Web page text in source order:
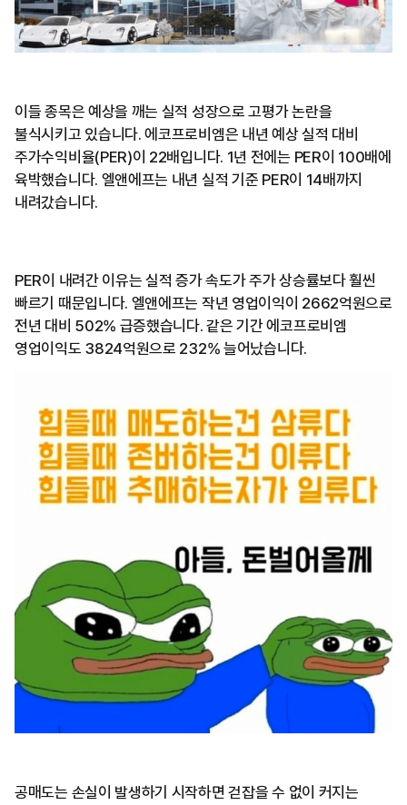
이들 종목은 예상을 깨는 실적 성장으로 고평가 논란을
불식시키고 있습니다. 에코프로비엠은 내년 예상 실적 대비
주가수익비율(PER)이 22배입니다. 1년 전에는 PER이 100배에
육박했습니다. 엘앤에프는 내년 실적 기준 PER이 14배까지
내려갔습니다.
PER이 내려간 이유는 실적 증가 속도가 주가 상승률보다 훨씬
빠르기 때문입니다. 엘앤에프는 작년 영업이익이 2662억원으로
전년 대비 502% 급증했습니다. 같은 기간 에코프로비엠
영업이익도 3824억원으로 232% 늘어났습니다.
공매도는 손실이 발생하기 시작하면 걷잡을 수 없이 커지는